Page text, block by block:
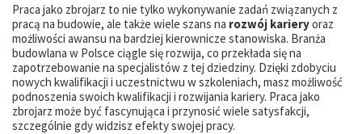
Praca jako zbrojarz to nie tylko wykonywanie zadań związanych z
pracą na budowie, ale także wiele szans na rozwój karieryoraz
możliwości awansu na bardziej kierownicze stanowiska. Branża
budowlana w Polsce ciągle się rozwija, co przekłada się na
zapotrzebowanie na specjalistów z tej dziedziny. Dzięki zdobyciu
nowych kwalifikacji i uczestnictwu w szkoleniach, masz możliwość
podnoszenia swoich kwalifikacji i rozwijania kariery. Praca jako
zbrojarz może być fascynująca i przynosić wiele satysfakcji,
szczególnie gdy widzisz efekty swojej pracy.